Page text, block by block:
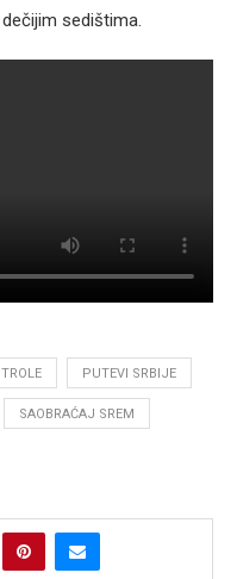
sedištima.
PUTEVI SRBIJE
SAOBRAĆAJ SREM